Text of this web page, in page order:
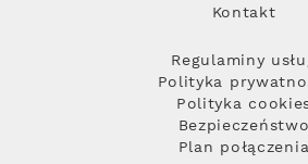
Kontakt
Regulaminy
Polityka
Polityka
Bezpieczeństwo
Plan połączenia